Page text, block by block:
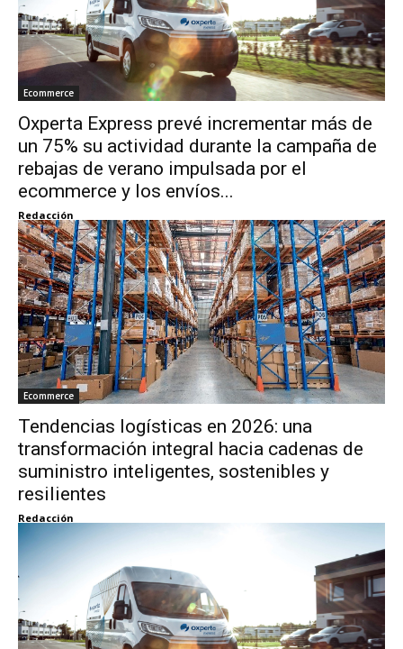
Ecommerce
Oxperta Express prevé incrementar más de
un 75% su actividad durante la campaña de
rebajas de verano impulsada por el
ecommerce y los envíos...
Redacción
Ecommerce
Tendencias logísticas en 2026: una
transformación integral hacia cadenas de
suministro inteligentes, sostenibles y
resilientes
Redacción